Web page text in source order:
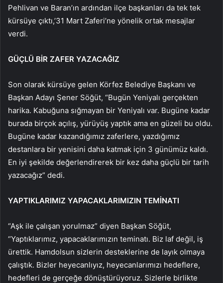
Pehlivan ve Baran’ın ardından ilçe başkanları da tek tek
kürsüye çıktı,’31 Mart Zaferi’ne yönelik ortak mesajlar
verdi.
GÜÇLÜ BİR ZAFER YAZACAĞIZ
Son olarak kürsüye gelen Körfez Belediye Başkanı ve
Başkan Adayı Şener Söğüt, “Bugün Yeniyalı gerçekten
harika. Kabuğuna sığmayan bir Yeniyalı var. Bugüne kadar
burada birçok açılış, yürüyüş yaptık ama en güzeli bu oldu.
Bugüne kadar kazandığımız zaferlere, yazdığımız
destanlara bir yenisini daha katmak için 3 günümüz kaldı.
En iyi şekilde değerlendirerek bir kez daha güçlü bir tarih
yazacağız” dedi.
YAPTIKLARIMIZ YAPACAKLARIMIZIN TEMİNATI
“Aşk ile çalışan yorulmaz” diyen Başkan Söğüt,
“Yaptıklarımız, yapacaklarımızın teminatı. Biz laf değil, iş
ürettik. Hamdolsun sizlerin desteklerine de layık olmaya
çalıştık. Bizler heyecanlıyız, heyecanlarımızı hedeflere,
hedefleri de gerçeğe dönüştürüyoruz. Sizlerle birlikte